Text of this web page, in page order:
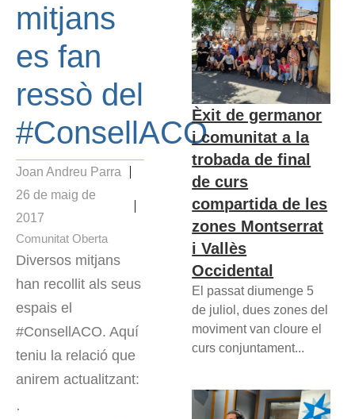
mitjans
es fan
ressò del
#ConsellACO
Joan Andreu Parra
26 de maig de
2017
Comunitat Oberta
Diversos mitjans
han recollit als seus
espais el
#ConsellACO. Aquí
teniu la relació que
anirem actualitzant:
·
Èxit de germanor
i comunitat a la
trobada de final
de curs
compartida de les
zones Montserrat
i Vallès
Occidental
El passat diumenge 5
de juliol, dues zones del
moviment van cloure el
curs conjuntament...